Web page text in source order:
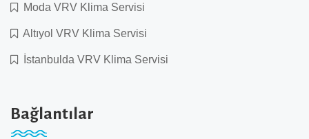
Moda VRV Klima Servisi
Altıyol VRV Klima Servisi
İstanbulda VRV Klima Servisi
Bağlantılar